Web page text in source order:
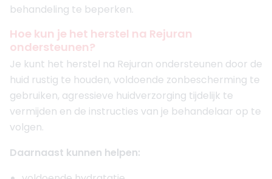
behandeling te beperken.
Hoe kun je het herstel na Rejuran
ondersteunen?
Je kunt het herstel na Rejuran ondersteunen door de
huid rustig te houden, voldoende zonbescherming te
gebruiken, agressieve huidverzorging tijdelijk te
vermijden en de instructies van je behandelaar op te
volgen.
Daarnaast kunnen helpen: